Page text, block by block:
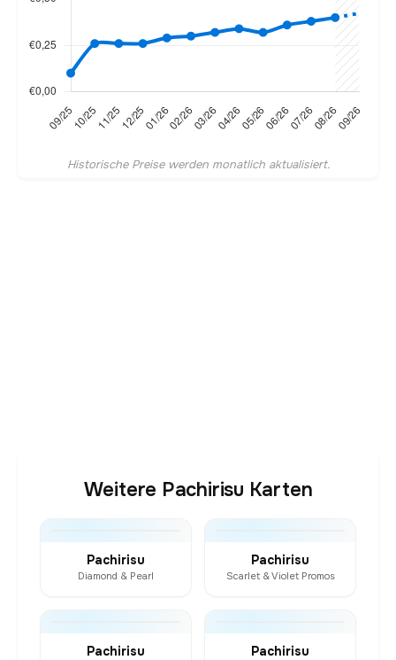
Historische Preise werden monatlich aktualisiert.
Weitere Pachirisu Karten
Pachirisu
Diamond & Pearl
Pachirisu
Scarlet & Violet Promos
Pachirisu Pachirisu